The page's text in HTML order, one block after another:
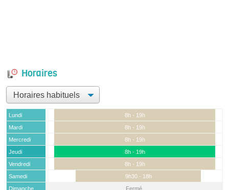
Horaires
Lundi
8h - 19h
Mardi
8h - 19h
Mercredi
8h - 19h
Jeudi
8h - 19h
Vendredi
8h - 19h
Samedi
9h30 - 18h
Dimanche
Fermé